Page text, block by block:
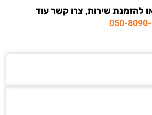
שירות, צרו קשר עוד
050-